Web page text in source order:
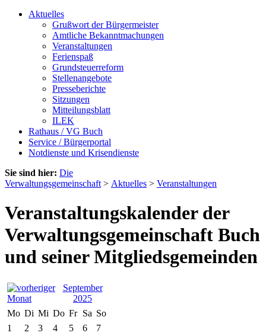
Aktuelles
Grußwort der Bürgermeister
Amtliche Bekanntmachungen
Veranstaltungen
Ferienspaß
Grundsteuerreform
Stellenangebote
Presseberichte
Sitzungen
Mitteilungsblatt
ILEK
Rathaus / VG Buch
Service / Bürgerportal
Notdienste und Krisendienste
Sie sind hier: Die
Verwaltungsgemeinschaft > Aktuelles > Veranstaltungen
Veranstaltungskalender der
Verwaltungsgemeinschaft Buch
und seiner Mitgliedsgemeinden
September
2025
Mo Di Mi Do Fr Sa So
1
2 3 4 5 6
7